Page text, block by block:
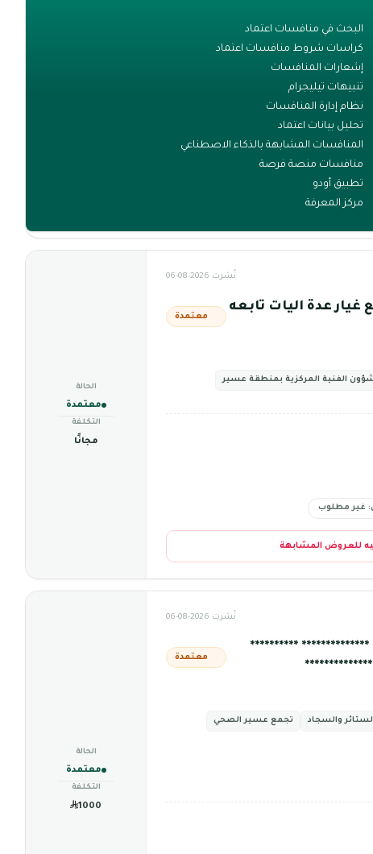
البحث في منافسات اعتماد
كراسات شروط منافسات اعتماد
إشعارات المنافسات
تنبيهات تيليجرام
نظام إدارة المنافسات
تحليل بيانات اعتماد
المنافسات المشابهة بالذكاء الاصطناعي
منافسات منصة فرصة
تطبيق أودو
مركز المعرفة
نُشرت 2026-08-06
تامين قطع غيار عدة اليات تابعه
معتمدة
الفنية المركزية بمنطقة عسير
غير مطلوب
للعروض المشابهة
الحالة
معتمدة
التكلفة
مجانًا
نُشرت 2026-08-06
**********
******
معتمدة
والسجاد تجمع عسير الصحي
الحالة
معتمدة
التكلفة
1000